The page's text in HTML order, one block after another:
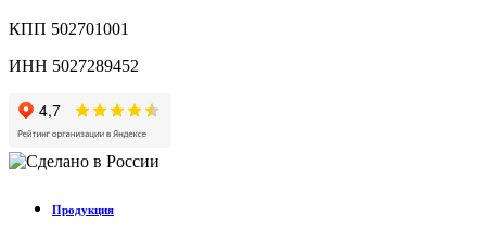
КПП 502701001
ИНН 5027289452
Продукция